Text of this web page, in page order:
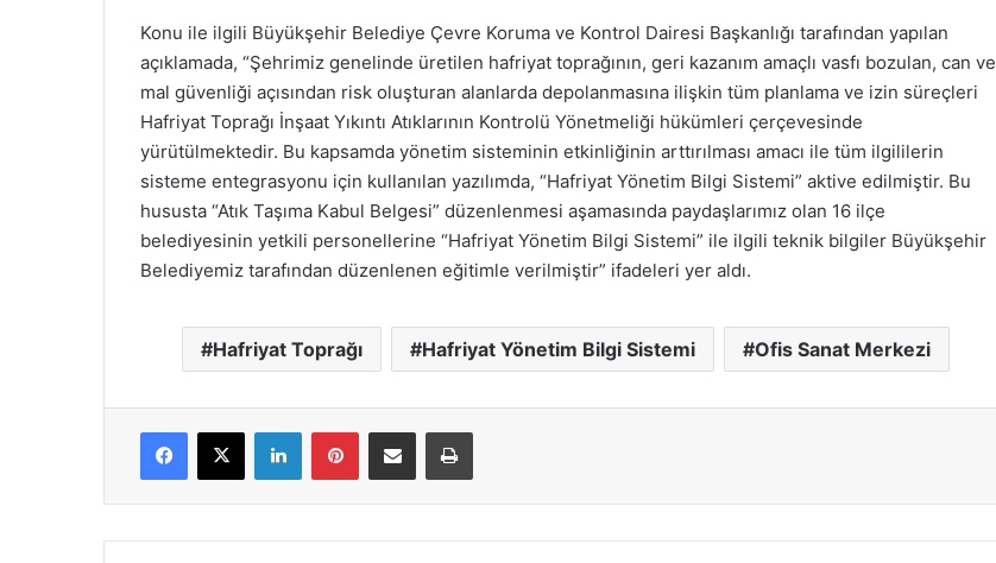
Konu ile ilgili Büyükşehir Belediye Çevre Koruma ve Kontrol Dairesi Başkanlığı tarafından yapılan
açıklamada, “Şehrimiz genelinde üretilen hafriyat toprağının, geri kazanım amaçlı vasfı bozulan, can ve
mal güvenliği açısından risk oluşturan alanlarda depolanmasına ilişkin tüm planlama ve izin süreçleri
Hafriyat Toprağı İnşaat Yıkıntı Atıklarının Kontrolü Yönetmeliği hükümleri çerçevesinde
yürütülmektedir. Bu kapsamda yönetim sisteminin etkinliğinin arttırılması amacı ile tüm ilgililerin
sisteme entegrasyonu için kullanılan yazılımda, “Hafriyat Yönetim Bilgi Sistemi” aktive edilmiştir. Bu
hususta “Atık Taşıma Kabul Belgesi” düzenlenmesi aşamasında paydaşlarımız olan 16 ilçe
belediyesinin yetkili personellerine “Hafriyat Yönetim Bilgi Sistemi” ile ilgili teknik bilgiler Büyükşehir
Belediyemiz tarafından düzenlenen eğitimle verilmiştir” ifadeleri yer aldı.
Hafriyat Toprağı Hafriyat Yönetim Bilgi Sistemi Ofis Sanat Merkezi
Facebook
X LinkedInPinterestE-Posta ile paylaş Yazdır